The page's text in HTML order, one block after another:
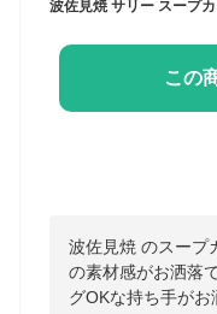
この
波佐見焼 のスープ
の素材感がお洒落
グOKな持ち手がお